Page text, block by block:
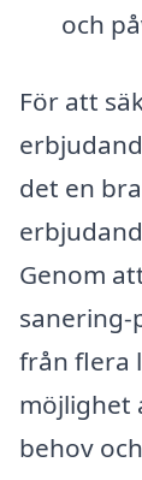
och
För att
det en
Genom
sanering-
från flera
möjlighet
behov